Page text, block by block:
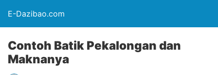
E-Dazibao.com
Contoh Batik Pekalongan dan
Maknanya